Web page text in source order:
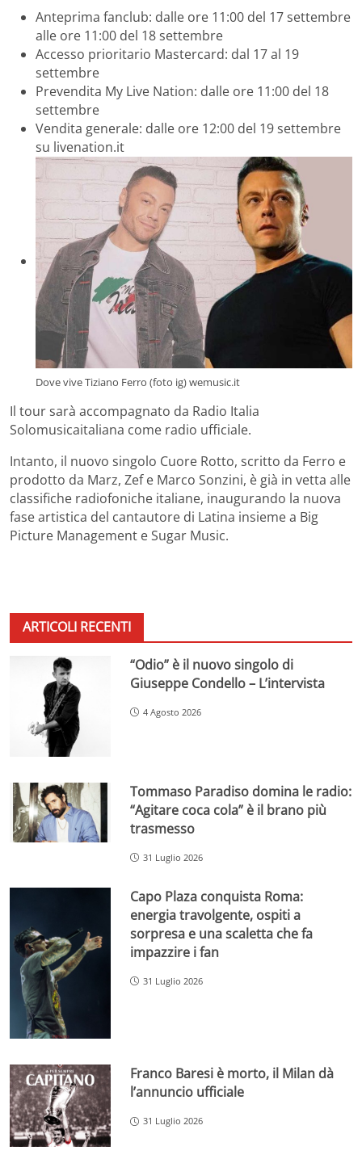
Anteprima fanclub: dalle ore 11:00 del 17 settembre
alle ore 11:00 del 18 settembre
Accesso prioritario Mastercard: dal 17 al 19
settembre
Prevendita My Live Nation: dalle ore 11:00 del 18
settembre
Vendita generale: dalle ore 12:00 del 19 settembre
su livenation.it
Dove vive Tiziano Ferro (foto ig) wemusic.it
Il tour sarà accompagnato da Radio Italia
Solomusicaitaliana come radio ufficiale.
Intanto, il nuovo singolo Cuore Rotto, scritto da Ferro e
prodotto da Marz, Zef e Marco Sonzini, è già in vetta alle
classifiche radiofoniche italiane, inaugurando la nuova
fase artistica del cantautore di Latina insieme a Big
Picture Management e Sugar Music.
ARTICOLI RECENTI
“Odio” è il nuovo singolo di
Giuseppe Condello – L’intervista
4 Agosto 2026
Tommaso Paradiso domina le radio:
“Agitare coca cola” è il brano più
trasmesso
31 Luglio 2026
Capo Plaza conquista Roma:
energia travolgente, ospiti a
sorpresa e una scaletta che fa
impazzire i fan
31 Luglio 2026
Franco Baresi è morto, il Milan dà
l’annuncio ufficiale
31 Luglio 2026